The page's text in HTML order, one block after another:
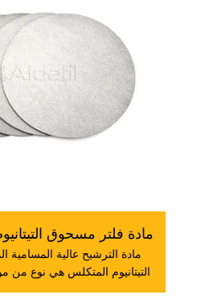
مادة فلتر مسحوق
مادة الترشيح عالية
التيتانيوم المتكلس هي نوع من